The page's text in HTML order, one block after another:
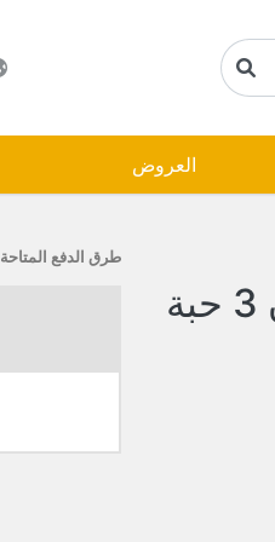
العروض
جولدي جل ارضيات الوان 3 حبة
طرق الدفع المتاحة